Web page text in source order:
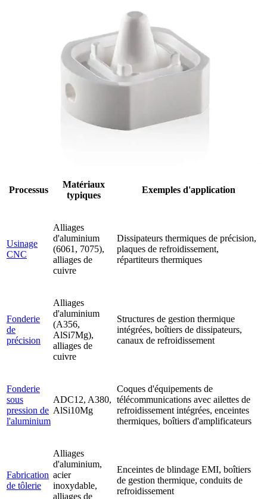
Processus
Matériaux
typiques
Exemples d'application
Usinage
CNC
Alliages
d'aluminium
(6061, 7075),
alliages de
cuivre
Dissipateurs thermiques de précision,
plaques de refroidissement,
répartiteurs thermiques
Fonderie
de
précision
Alliages
d'aluminium
(A356,
AlSi7Mg),
alliages de
cuivre
Structures de gestion thermique
intégrées, boîtiers de dissipateurs,
canaux de refroidissement
Fonderie
sous
pression de
l'aluminium
ADC12, A380,
AlSi10Mg
Coques d'équipements de
télécommunications avec ailettes de
refroidissement intégrées, enceintes
thermiques, boîtiers d'amplificateurs
Fabrication
de tôlerie
Alliages
d'aluminium,
acier
inoxydable,
alliages de
Enceintes de blindage EMI, boîtiers
de gestion thermique, conduits de
refroidissement